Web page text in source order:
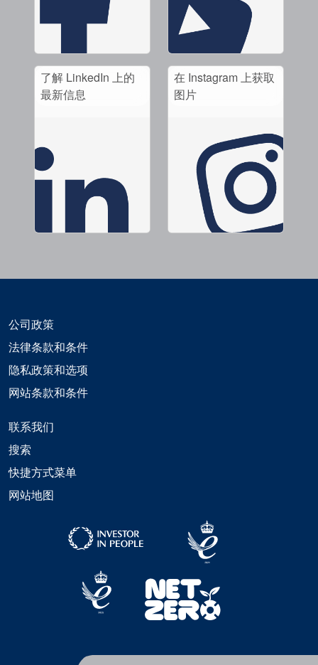
了解 LinkedIn 上的
最新信息
在 Instagram 上获取
图片
公司政策
法律条款和条件
隐私政策和选项
网站条款和条件
联系我们
搜索
快捷方式菜单
网站地图